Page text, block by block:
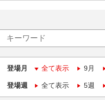
登場月 全て表示 9月
登場週 全て表示 5週